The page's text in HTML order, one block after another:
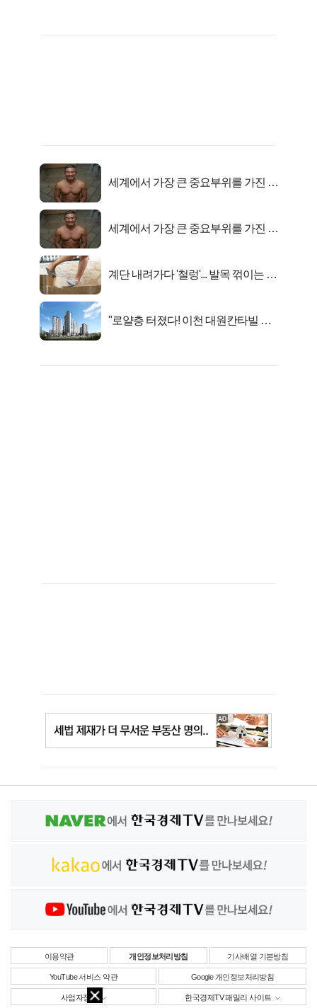
세계에서 가장 큰 중요부위를 가진 남
세계에서 가장 큰 중요부위를 가진 남
계단 내려가다 '철렁'... 발목 꺾이는 이
"로얄층 터졌다! 이천 대원칸타빌 잔
이용약관 개인정보처리방침 기사배열 기본방침
YouTube 서비스 약관 Google 개인정보처리방침
사업자정보 한국경제TV 패밀리 사이트